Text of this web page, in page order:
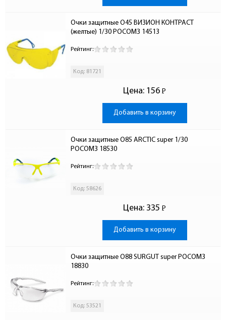
Очки защитные О45 ВИЗИОН КОНТРАСТ
(желтые) 1/30 РОСОМЗ 14513
Рейтинг:
Код: 81721
Цена: 156 Р
-
Добавить в корзину
Очки защитные О85 ARCTIC super 1/30
РОСОМЗ 18530
Рейтинг:
Код: 58626
Цена: 335 Р
-
Добавить в корзину
Очки защитные О88 SURGUT super РОСОМЗ
18830
Рейтинг:
Код: 53521